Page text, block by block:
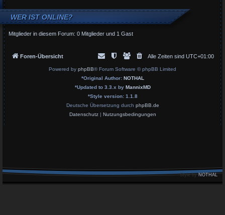
WER IST ONLINE?
Mitglieder in diesem Forum: 0 Mitglieder und 1 Gast
Foren-Übersicht Alle Zeiten sind UTC+01:00
Powered by phpBB® Forum Software © phpBB Limited
*Original Author: NOTHAL
*Updated to 3.3.x by MannixMD
*Style version: 1.1.8
Deutsche Übersetzung durch phpBB.de
Datenschutz| Nutzungsbedingungen
Style byNOTHAL